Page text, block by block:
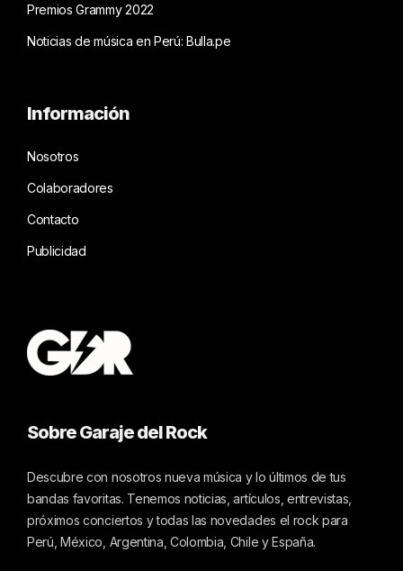
Premios Grammy 2022
Noticias de música en Perú: Bulla.pe
Información
Nosotros
Colaboradores
Contacto
Publicidad
Sobre Garaje del Rock
Descubre con nosotros nueva música y lo últimos de tus
bandas favoritas. Tenemos noticias, artículos, entrevistas,
próximos conciertos y todas las novedades el rock para
Perú, México, Argentina, Colombia, Chile y España.